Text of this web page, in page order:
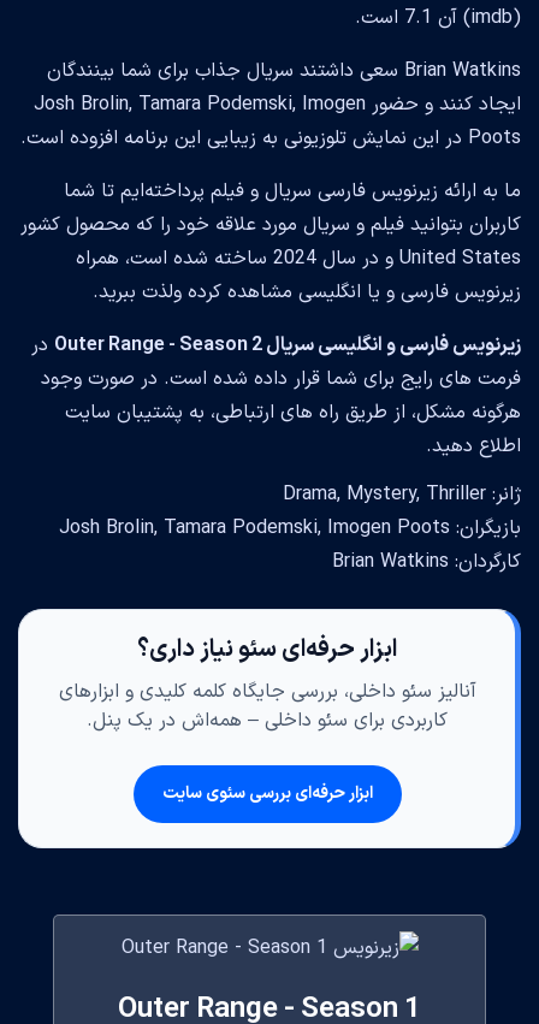
(imdb) آن 7.1 است.
Brian Watkins سعی داشتند سریال جذاب برای شما بینندگان
ایجاد کنند و حضور Josh Brolin, Tamara Podemski, Imogen
Poots در این نمایش تلوزیونی به زیبایی این برنامه افزوده است.
ما به ارائه زیرنویس فارسی سریال و فیلم پرداخته‌ایم تا شما
کاربران بتوانید فیلم و سریال مورد علاقه خود را که محصول کشور
United States و در سال 2024 ساخته شده است، همراه
زیرنویس فارسی و یا انگلیسی مشاهده کرده ولذت ببرید.
زیرنویس فارسی و انگلیسی سریال Outer Range - Season 2
در
فرمت های رایج برای شما قرار داده شده است. در صورت وجود
هرگونه مشکل، از طریق راه های ارتباطی، به پشتیبان سایت
اطلاع دهید.
ژانر: Drama, Mystery, Thriller
بازیگران: Josh Brolin, Tamara Podemski, Imogen Poots
کارگردان: Brian Watkins
ابزار حرفه‌ای سئو نیاز داری؟
آنالیز سئو داخلی، بررسی جایگاه کلمه کلیدی و ابزارهای
کاربردی برای سئو داخلی – همه‌اش در یک پنل.
ابزار حرفه‌ای بررسی سئوی سایت
Outer Range - Season 1